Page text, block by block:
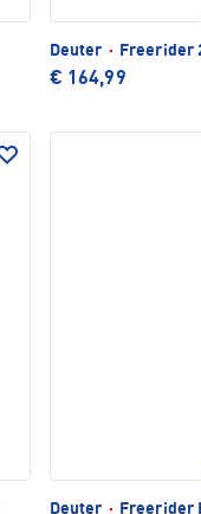
Deuter · Freerider
€ 164,99
Deuter ·
Freerider